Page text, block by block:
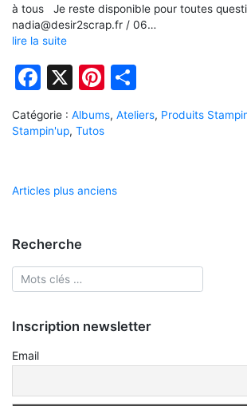
à tous Je reste disponible pour toutes
nadia@desir2scrap.fr / 06…
lire la suite
Facebook
X Pinterest
Catégorie : Albums, Ateliers, Produits
Stampin'up, Tutos
Navigation
articles
Articles plus anciens
Recherche
Inscription newsletter
Email